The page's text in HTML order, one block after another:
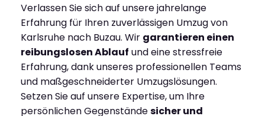
Verlassen Sie sich auf unsere jahrelange
Erfahrung für Ihren zuverlässigen Umzug von
Karlsruhe nach Buzau. Wir garantieren einen
reibungslosen Ablauf und eine stressfreie
Erfahrung, dank unseres professionellen Teams
und maßgeschneiderter Umzugslösungen.
Setzen Sie auf unsere Expertise, um Ihre
persönlichen Gegenständesicher und